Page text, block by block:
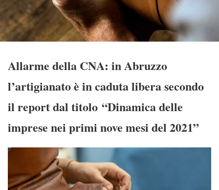
Allarme della CNA: in Abruzzo
l’artigianato è in caduta libera secondo
il report dal titolo “Dinamica delle
imprese nei primi nove mesi del 2021”